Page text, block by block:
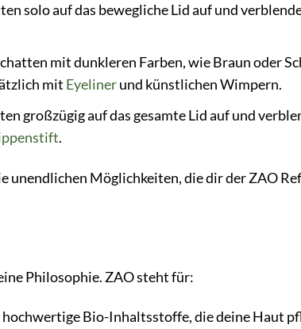
solo auf das bewegliche Lid auf und
mit dunkleren Farben, wie Braun oder
mit Eyelinerund künstlichen Wimpern.
großzügig auf das gesamte Lid auf und
.
unendlichen Möglichkeiten, die dir der ZAO
Philosophie. ZAO steht für:
Bio-Inhaltsstoffe, die deine Haut